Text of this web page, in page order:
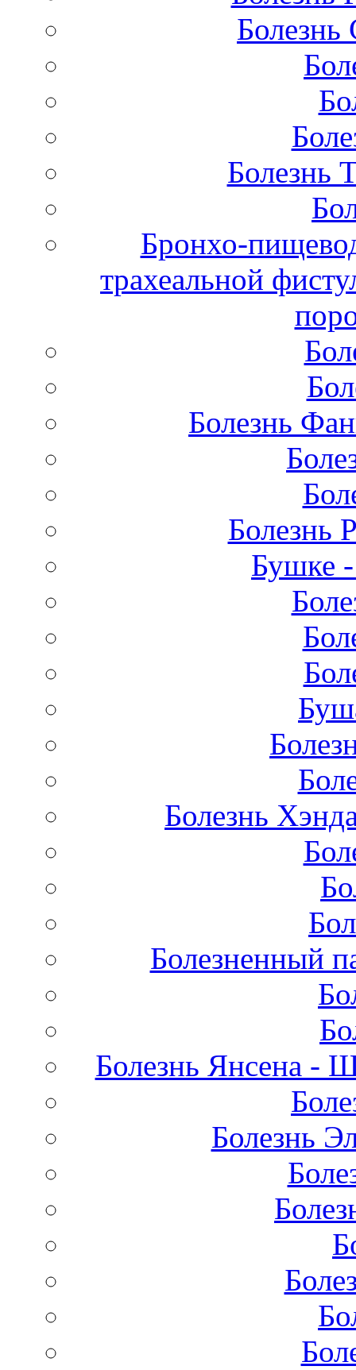
Болезнь
Болезнь
Бронхо-
трахеальной
Болезнь
Болезнь
Бушке
Болезнь
Болезненный
Болезнь Янсена -
Болезнь